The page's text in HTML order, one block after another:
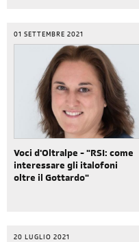
01 SETTEMBRE 2021
Voci d'Oltralpe - "RSI: come
interessare gli italofoni
oltre il Gottardo"
20 LUGLIO 2021